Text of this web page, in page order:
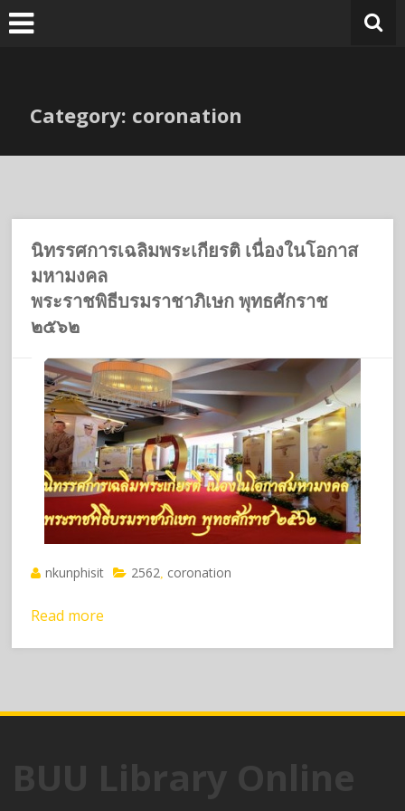
Skip
to
Category: coronation
นิทรรศการเฉลิมพระเกียรติ เนื่องในโอกาส
มหามงคล
พระราชพิธีบรมราชาภิเษก พุทธศักราช
๒๕๖๒
nkunphisit 2562 coronation
Read more
BUU Library Online